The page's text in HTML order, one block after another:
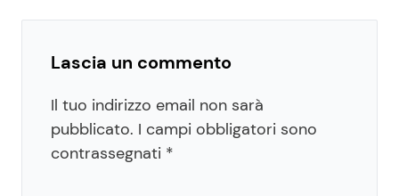
Lascia un commento
Il tuo indirizzo email non sarà
pubblicato. I campi obbligatori sono
contrassegnati *